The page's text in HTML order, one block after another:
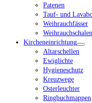
Patenen
Tauf- und
Weihrauchfässer
Weihrauchschalen
Kircheneinrichtung
Altarschellen
Ewiglichte
Hygieneschutz
Kreuzwege
Osterleuchter
Ringbuchmappen